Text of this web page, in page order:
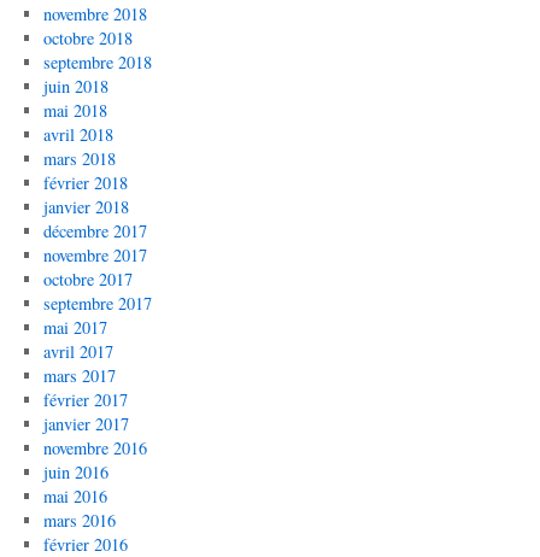
novembre 2018
octobre 2018
septembre 2018
juin 2018
mai 2018
avril 2018
mars 2018
février 2018
janvier 2018
décembre 2017
novembre 2017
octobre 2017
septembre 2017
mai 2017
avril 2017
mars 2017
février 2017
janvier 2017
novembre 2016
juin 2016
mai 2016
mars 2016
février 2016